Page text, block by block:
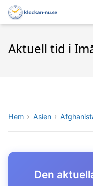
Aktuell tid i
Hem Asien
Den